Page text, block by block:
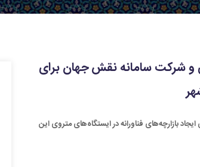
و شرکت سامانه نقش جهان برای
بازارچه‌های فناورانه در ایستگاه‌های متروی این